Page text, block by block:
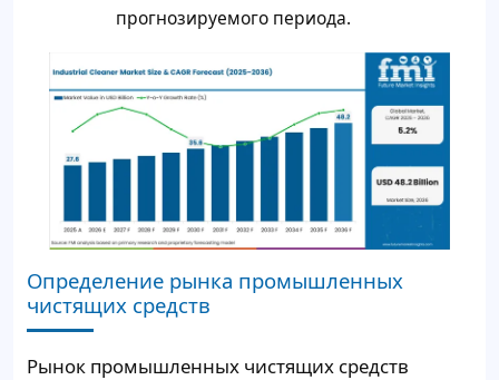
прогнозируемого периода.
Определение рынка промышленных
чистящих средств
Рынок промышленных чистящих средств